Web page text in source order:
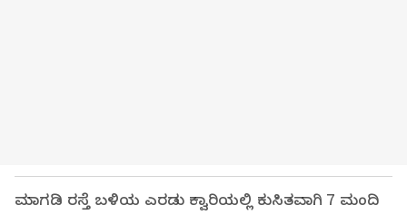
ಮಾಗಡಿ ರಸ್ತೆ ಬಳಿಯ ಎರಡು ಕ್ವಾರಿಯಲ್ಲಿ ಕುಸಿತವಾಗಿ 7 ಮಂದಿ